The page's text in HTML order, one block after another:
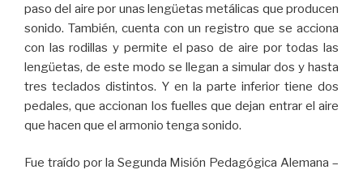
paso del aire por unas lengüetas metálicas que producen
sonido. También, cuenta con un registro que se acciona
con las rodillas y permite el paso de aire por todas las
lengüetas, de este modo se llegan a simular dos y hasta
tres teclados distintos. Y en la parte inferior tiene dos
pedales, que accionan los fuelles que dejan entrar el aire
que hacen que el armonio tenga sonido.
Fue traído por la Segunda Misión Pedagógica Alemana –